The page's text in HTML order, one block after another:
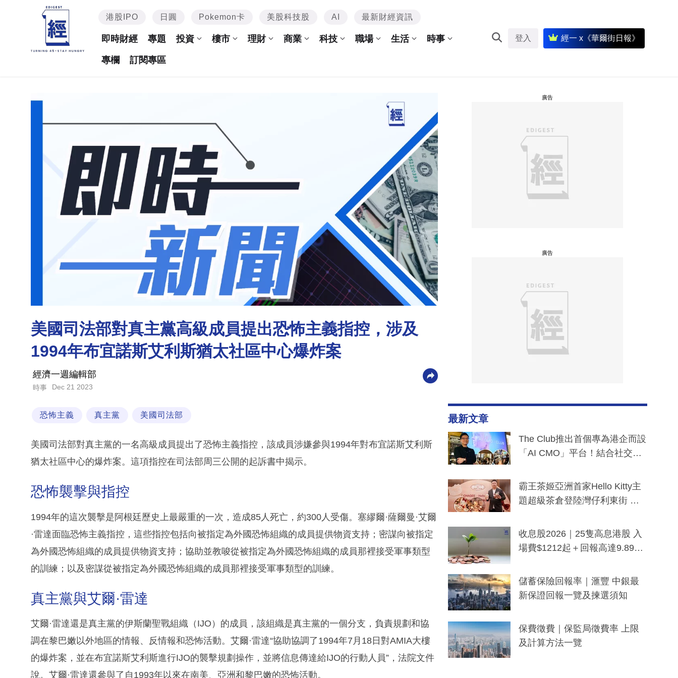
港股IPO 日圓 Pokemon卡 美股科技股 AI 最新財經資訊
即時財經 專題 投資 樓市 理財 商業 科技 職場 生活 時事
專欄 訂閱專區
登入 經一 x《華爾街日報》
美國司法部對真主黨高級成員提出恐怖主義指控，涉及
1994年布宜諾斯艾利斯猶太社區中心爆炸案
經濟一週編輯部
時事 Dec 21 2023
恐怖主義 真主黨 美國司法部
美國司法部對真主黨的一名高級成員提出了恐怖主義指控，該成員涉嫌參與1994年對布宜諾斯艾利斯
猶太社區中心的爆炸案。這項指控在司法部周三公開的起訴書中揭示。
恐怖襲擊與指控
1994年的這次襲擊是阿根廷歷史上最嚴重的一次，造成85人死亡，約300人受傷。塞繆爾·薩爾曼·艾爾
·雷達面臨恐怖主義指控，這些指控包括向被指定為外國恐怖組織的成員提供物資支持；密謀向被指定
為外國恐怖組織的成員提供物資支持；協助並教唆從被指定為外國恐怖組織的成員那裡接受軍事類型
的訓練；以及密謀從被指定為外國恐怖組織的成員那裡接受軍事類型的訓練。
真主黨與艾爾·雷達
艾爾·雷達還是真主黨的伊斯蘭聖戰組織（IJO）的成員，該組織是真主黨的一個分支，負責規劃和協
調在黎巴嫩以外地區的情報、反情報和恐怖活動。艾爾·雷達“協助協調了1994年7月18日對AMIA大樓
的爆炸案，並在布宜諾斯艾利斯進行IJO的襲擊規劃操作，並將信息傳達給IJO的行動人員”，法院文件
說。艾爾·雷達還參與了自1993年以來在南美、亞洲和黎巴嫩的恐怖活動。
廣告
廣告
最新文章
The Club推出首個專為港企而設
「AI CMO」平台！結合社交聆
分鐘生成「貼地」宣傳短片
霸王茶姬亞洲首家Hello Kitty主
題超級茶倉登陸灣仔利東街 推
y及香港限定特調系列
收息股2026｜25隻高息港股 入
場費$1212起＋回報高達9.89
儲蓄保險回報率｜滙豐 中銀最
新保證回報一覽及揀選須知
保費徵費｜保監局徵費率 上限
及計算方法一覽